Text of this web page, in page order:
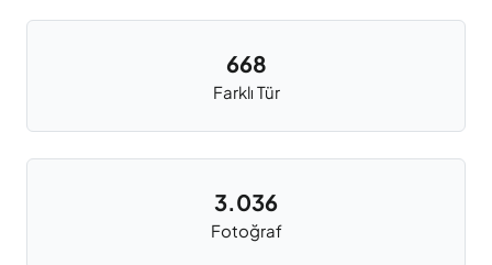
668
Farklı Tür
3.036
Fotoğraf